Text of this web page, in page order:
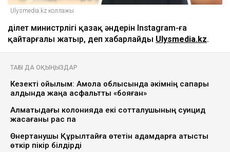
Ulysmedia.kz коллажы
Әділет министрлігі қазақ әндерін Instagram-ға
қайтарғалы жатыр, деп хабарлайды Ulysmedia.kz.
ТАҒЫ ДА ОҚЫҢЫЗДАР
Кезекті қойылым: Ақмола облысында әкімнің сапары
алдында жаңа асфальтты «бояған»
Алматыдағы колонияда екі сотталушының суицид
жасағаны рас па
Өнертанушы Құрылтайға өтетін адамдарға қатысты
өткір пікір білдірді